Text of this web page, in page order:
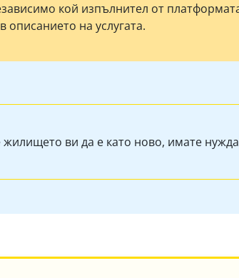
кой изпълнител от
описанието на услугата.
ви да е като ново, имате